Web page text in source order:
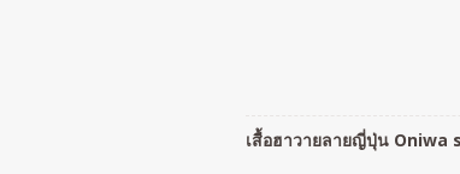
เสื้อฮาวายลายญี่ปุ่น Oniwa